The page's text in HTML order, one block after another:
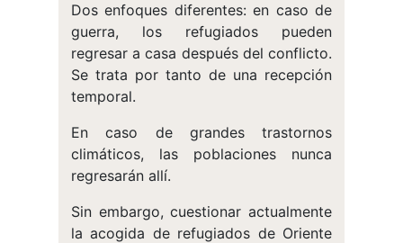
Dos enfoques diferentes: en caso de
guerra, los refugiados pueden
regresar a casa después del conflicto.
Se trata por tanto de una recepción
temporal.
En caso de grandes trastornos
climáticos, las poblaciones nunca
regresarán allí.
Sin embargo, cuestionar actualmente
la acogida de refugiados de Oriente